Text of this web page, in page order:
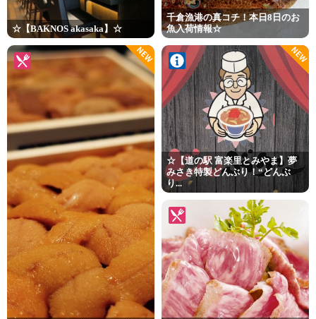
☆【BAKNOS akasaka】☆
千倉漁港の真コチ！本日8日のお
魚入荷情報☆
NEW
☆【道の駅 富楽里とみやま】夢
みさき特製どんぶり！“どんぶ
り...
NEW